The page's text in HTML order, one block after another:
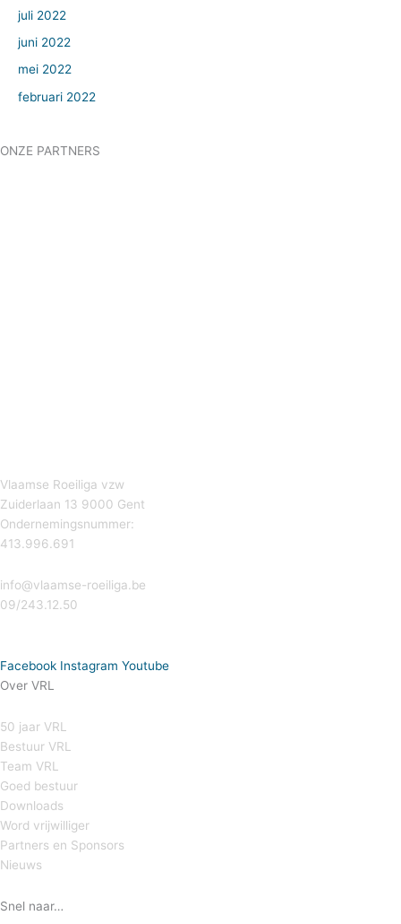
juli 2022
juni 2022
mei 2022
februari 2022
ONZE PARTNERS
Vlaamse Roeiliga vzw
Zuiderlaan 13 9000 Gent
Ondernemingsnummer:
413.996.691
info@vlaamse-roeiliga.be
09/243.12.50
Facebook Instagram Youtube
Over VRL
50 jaar VRL
Bestuur VRL
Team VRL
Goed bestuur
Downloads
Word vrijwilliger
Partners en Sponsors
Nieuws
Snel naar…